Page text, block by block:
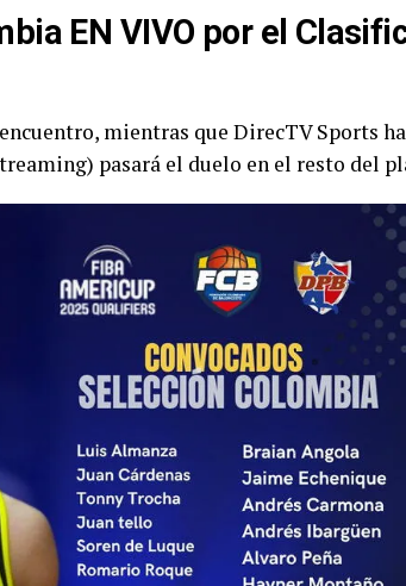
EN VIVO por el
mientras que DirecTV Sports
pasará el duelo en el resto del